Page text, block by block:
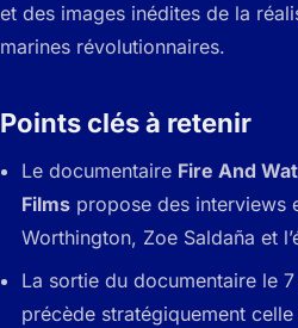
et des images inédites de la
marines révolutionnaires.
Points clés à retenir
Le documentaire Fire And
Films propose des interviews
Worthington, Zoe Saldaña et
La sortie du documentaire le
précède stratégiquement celle